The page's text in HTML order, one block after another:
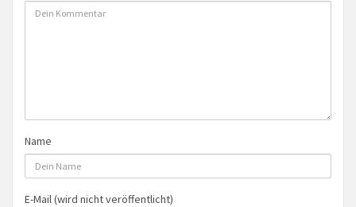
Name
E-Mail (wird nicht veröffentlicht)